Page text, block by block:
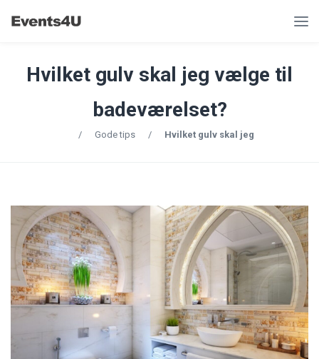
Hvilket gulv skal jeg vælge til
badeværelset?
/ Gode tips / Hvilket gulv skal jeg